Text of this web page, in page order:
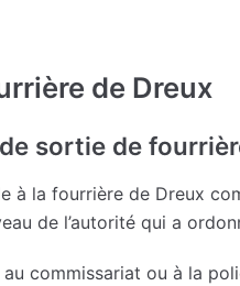
de Dreux
sortie de
à la fourrière de Dreux
de l’autorité qui a
commissariat ou à la